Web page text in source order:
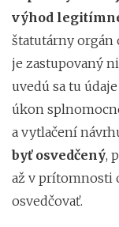
výhod
štatutárny orgán
je zastupovaný
uvedú sa tu
úkon
a vytlačení
byť osvedčený,
až v prítomnosti
osvedčovať.